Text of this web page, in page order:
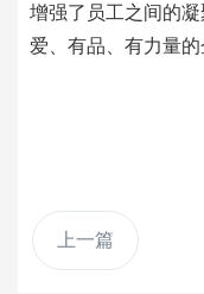
增强了员工之间的
爱、有品、有力量的
上一篇